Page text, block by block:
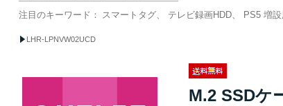
注目のキーワード： スマートタグ テレビ録画HDD PS5 増
LHR-LPNVW02UCD
M.2 SSDケ